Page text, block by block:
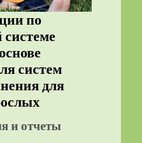
по
системе
систем
для
и отчеты